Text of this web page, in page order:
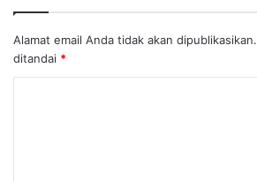
Alamat email Anda tidak akan dipublikasikan.
ditandai *